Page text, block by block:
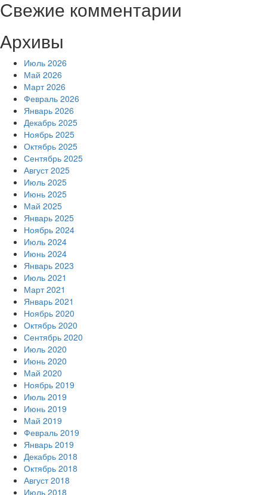
Свежие комментарии
Архивы
Июль 2026
Май 2026
Март 2026
Февраль 2026
Январь 2026
Декабрь 2025
Ноябрь 2025
Октябрь 2025
Сентябрь 2025
Август 2025
Июль 2025
Июнь 2025
Май 2025
Январь 2025
Ноябрь 2024
Июль 2024
Июнь 2024
Январь 2023
Июль 2021
Март 2021
Январь 2021
Ноябрь 2020
Октябрь 2020
Сентябрь 2020
Июль 2020
Июнь 2020
Май 2020
Ноябрь 2019
Июль 2019
Июнь 2019
Май 2019
Февраль 2019
Январь 2019
Декабрь 2018
Октябрь 2018
Август 2018
Июль 2018